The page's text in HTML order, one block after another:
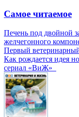
Самое читаемое
Печень под двойной
желчегонного
Первый
Как рождается идея
сериал «ВиЖ»